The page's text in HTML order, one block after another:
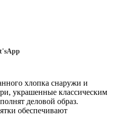
хлопка снаружи и
украшенные классическим
деловой образ.
обеспечивают